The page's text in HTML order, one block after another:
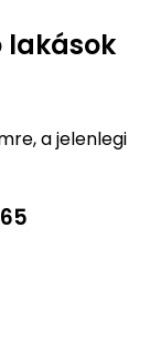
lakások
a jelenlegi